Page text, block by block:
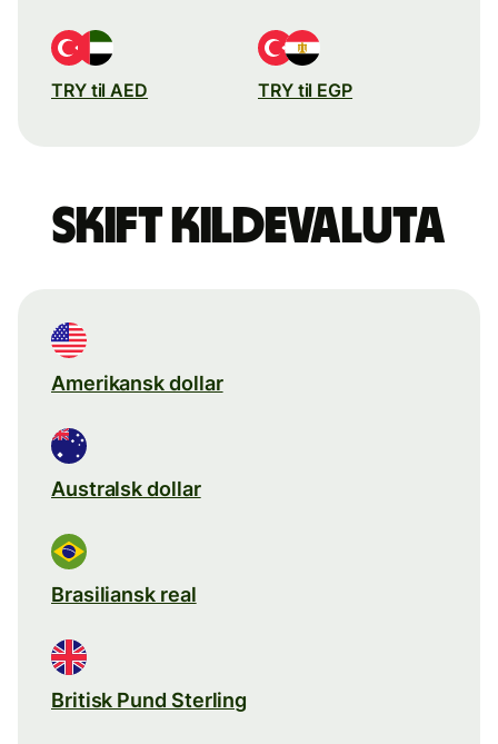
TRY til AED TRY til EGP
Skift kildevaluta
Amerikansk dollar
Australsk dollar
Brasiliansk real
Britisk Pund Sterling